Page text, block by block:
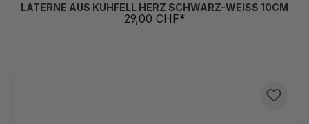
LATERNE AUS KUHFELL HERZ SCHWARZ-WEISS 10CM
29,00 CHF*